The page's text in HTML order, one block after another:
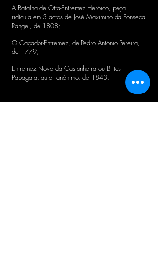
A Batalha de Otta-Entremez Heróico, peça
ridícula em 3 actos de José Maximino da Fonseca
Rangel, de 1808;
O Caçador-Entremez, de Pedro António Pereira,
de 1779;
Entremez Novo da Castanheira ou Brites
Papagaia, autor anónimo, de 1843.